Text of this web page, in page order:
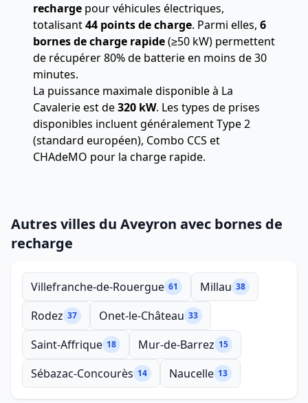
recharge pour véhicules électriques,
totalisant44 points de charge. Parmi elles, 6
bornes de charge rapide(≥50 kW) permettent
de récupérer 80% de batterie en moins de 30
minutes.
La puissance maximale disponible à La
Cavalerie est de320 kW. Les types de prises
disponibles incluent généralement Type 2
(standard européen), Combo CCS et
CHAdeMO pour la charge rapide.
Autres villes du Aveyron avec bornes de
recharge
Villefranche-de-Rouergue 61 Millau 38
Rodez 37 Onet-le-Château 33
Saint-Affrique 18 Mur-de-Barrez 15
Sébazac-Concourès 14 Naucelle 13